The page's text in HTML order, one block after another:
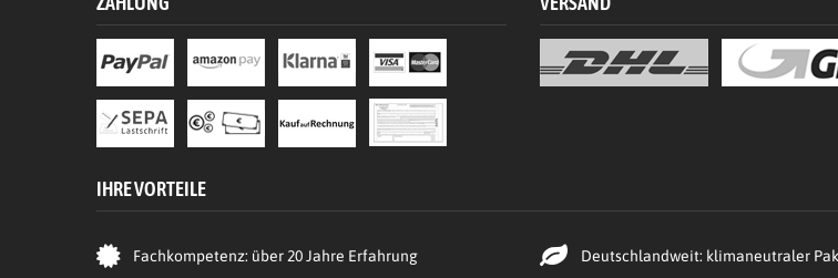
IHRE VORTEILE
Fachkompetenz: über 20 Jahre Erfahrung Deutschlandweit: klimaneutraler